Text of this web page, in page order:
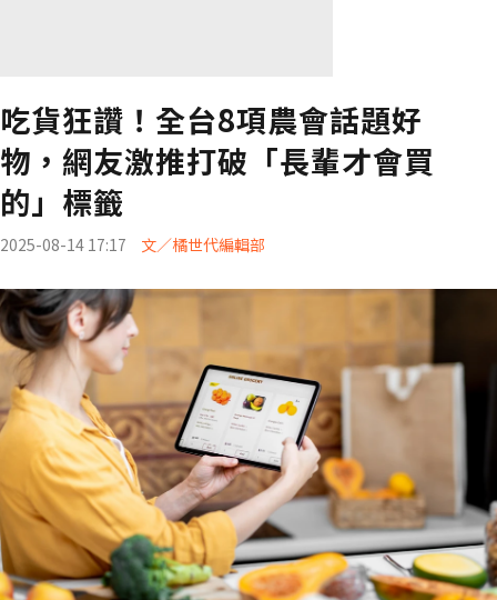
吃貨狂讚！全台8項農會話題好
物，網友激推打破「長輩才會買
的」標籤
2025-08-14 17:17 文／橘世代編輯部